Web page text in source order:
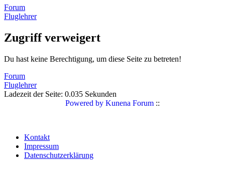
Forum
Fluglehrer
Zugriff verweigert
Du hast keine Berechtigung, um diese Seite zu betreten!
Forum
Fluglehrer
Ladezeit der Seite: 0.035 Sekunden
Powered by Kunena Forum ::
Kontakt
Impressum
Datenschutzerklärung